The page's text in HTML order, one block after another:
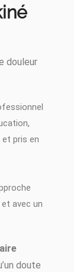
douleur
pris en
avec un
doute